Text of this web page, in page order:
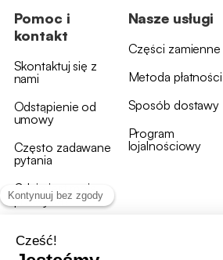
Pomoc i
kontakt
Skontaktuj się z
nami
Odstąpienie od
umowy
Często zadawane
pytania
Gdzie jest moja
przesyłka?
Nasze usługi
Części zamienne
Metoda płatności
Sposób dostawy
Program
lojalnościowy